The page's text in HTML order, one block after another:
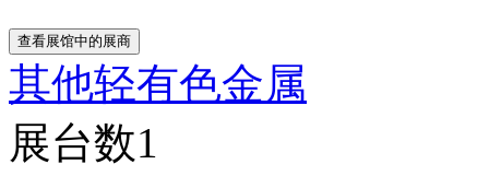
其他轻有色金属
展台数1